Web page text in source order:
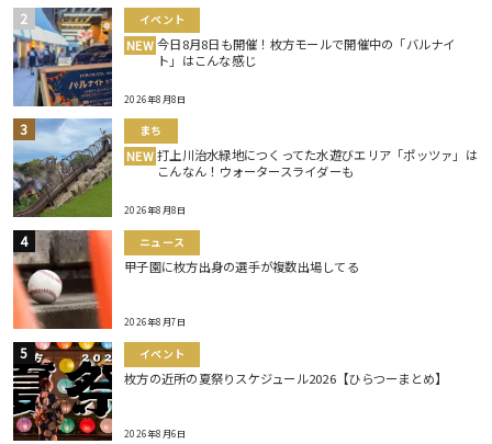
イベント
NEW 今日8月8日も開催！枚方モールで開催中の「バルナイ
ト」はこんな感じ
2026年8月8日
まち
NEW 打上川治水緑地につくってた水遊びエリア「ポッツァ」は
こんなん！ウォータースライダーも
2026年8月8日
ニュース
甲子園に枚方出身の選手が複数出場してる
2026年8月7日
イベント
枚方の近所の夏祭りスケジュール2026【ひらつーまとめ】
2026年8月6日